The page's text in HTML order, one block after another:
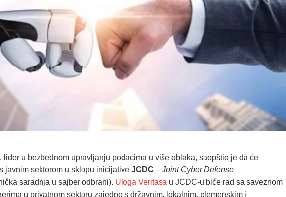
, lider u bezbednom upravljanju podacima u više oblaka, saopštio je da će
javnim sektorom u sklopu inicijative JCDC – Joint Cyber Defense
saradnja u sajber odbrani). Uloga Veritasa u JCDC-u biće rad sa saveznom
u privatnom sektoru zajedno s državnim, lokalnim, plemenskim i